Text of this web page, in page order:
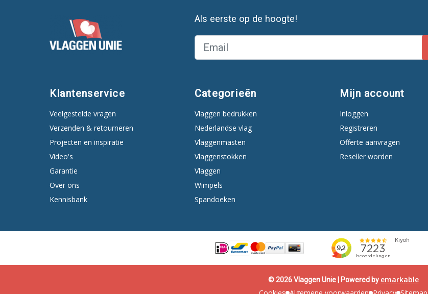
Als eerste op de hoogte!
Klantenservice
Veelgestelde vragen
Verzenden & retourneren
Projecten en inspiratie
Video's
Garantie
Over ons
Kennisbank
Categorieën
Vlaggen bedrukken
Nederlandse vlag
Vlaggenmasten
Vlaggenstokken
Vlaggen
Wimpels
Spandoeken
Mijn account
Inloggen
Registreren
Offerte aanvragen
Reseller worden
© 2026 Vlaggen Unie | Powered by emarkable